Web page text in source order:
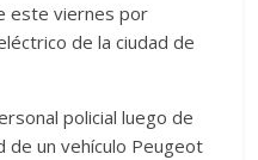
este viernes por
de la ciudad de
policial luego de
de un vehículo Peugeot